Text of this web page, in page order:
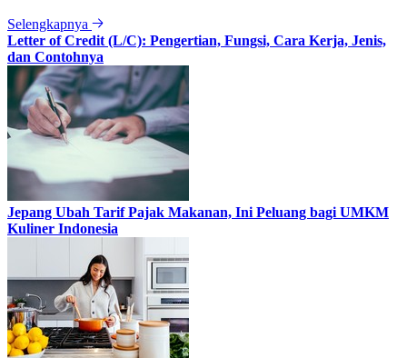
Selengkapnya
Letter of Credit (L/C): Pengertian, Fungsi, Cara Kerja, Jenis,
dan Contohnya
Jepang Ubah Tarif Pajak Makanan, Ini Peluang bagi UMKM
Kuliner Indonesia